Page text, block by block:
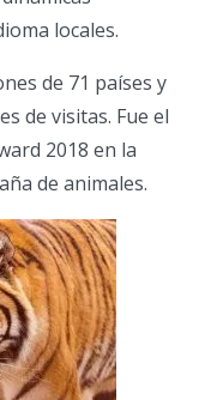
locales.
de 71 países y
de visitas. Fue el
2018 en la
de animales.